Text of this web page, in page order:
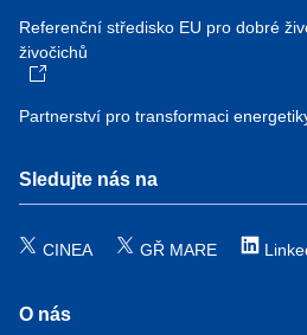
Referenční středisko EU pro dobré
živočichů
Partnerství pro transformaci
Sledujte nás na
CINEA GŘ MARE
O nás